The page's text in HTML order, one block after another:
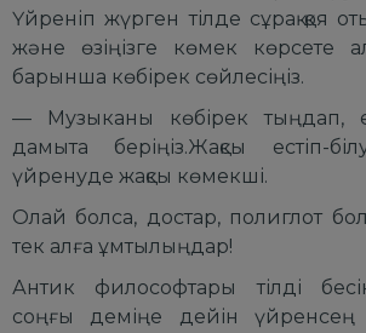
Үйреніп жүрген тілде сұрақ қоя
және өзіңізге көмек көрсете
барынша көбірек сөйлесіңіз.
— Музыканы көбірек тыңдап,
дамыта беріңіз.Жақсы естіп-
үйренуде жақсы көмекші.
Олай болса, достар, полиглот
тек алға ұмтылыңдар!
Антик философтары тілді
соңғы деміңе дейін